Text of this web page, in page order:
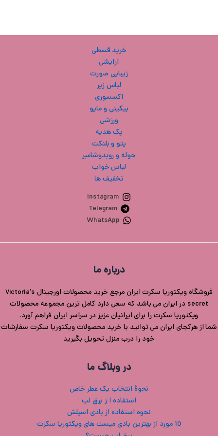
خرید قسطی
آرایشی
زیبایی صورت
لباس زیر
اکسسوری
بیکینی و مایو
ورزشی
پک هدیه
پتو و بلنکت
حوله و روبدوشامبر
لباس خواب
تخفیف ها
Instagram
Telegram
WhatsApp
درباره ما
فروشگاه ویکتوریا سکرت ایران مرجع خرید محصولات اورجینال Victoria's
secret در ایران می باشد که سعی دارد کامل ترین مجموعه محصولات
ویکتوریا سکرت را برای ایرانیان عزیز در سراسر ایران فراهم آورد.
شما از هرکجای ایران می توانید با خرید محصولات ویکتوریا سکرت سفارشات
خود را درب منزل تحویل بگیرید
در وبلاگ ما
نحوۀ انتخاب یک عطر خاص
استفاده ا ز برق لب
نحوه استفاده از بادی اسپلش
10 مورد از بهترین بادی میست های ویکتوریا سکرت